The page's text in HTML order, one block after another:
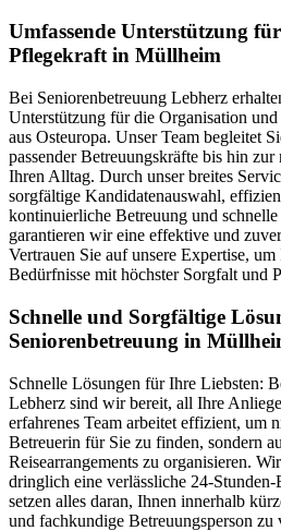
Umfassende Unterstützung
Pflegekraft in Müllheim
Bei Seniorenbetreuung Lebherz
Unterstützung für die Organisation
aus Osteuropa. Unser Team begleitet
passender Betreuungskräfte bis hin
Ihren Alltag. Durch unser breites
sorgfältige Kandidatenauswahl,
kontinuierliche Betreuung und
garantieren wir eine effektive und
Vertrauen Sie auf unsere Expertise,
Bedürfnisse mit höchster Sorgfalt und
Schnelle und Sorgfältige
Seniorenbetreuung in
Schnelle Lösungen für Ihre Liebsten:
Lebherz sind wir bereit, all Ihre
erfahrenes Team arbeitet effizient, um
Betreuerin für Sie zu finden, sondern
Reisearrangements zu organisieren.
dringlich eine verlässliche 24-
setzen alles daran, Ihnen innerhalb
und fachkundige Betreuungsperson zu